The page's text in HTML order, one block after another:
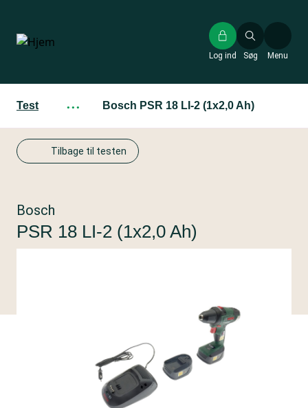
hovedindhold
Søg
Log ind Menu
Test ··· Bosch PSR 18 LI-2 (1x2,0 Ah)
Tilbage til testen
Bosch
PSR 18 LI-2 (1x2,0 Ah)